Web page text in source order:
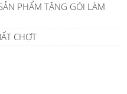
PHẨM TẶNG GÓI LÀM
CHỢT